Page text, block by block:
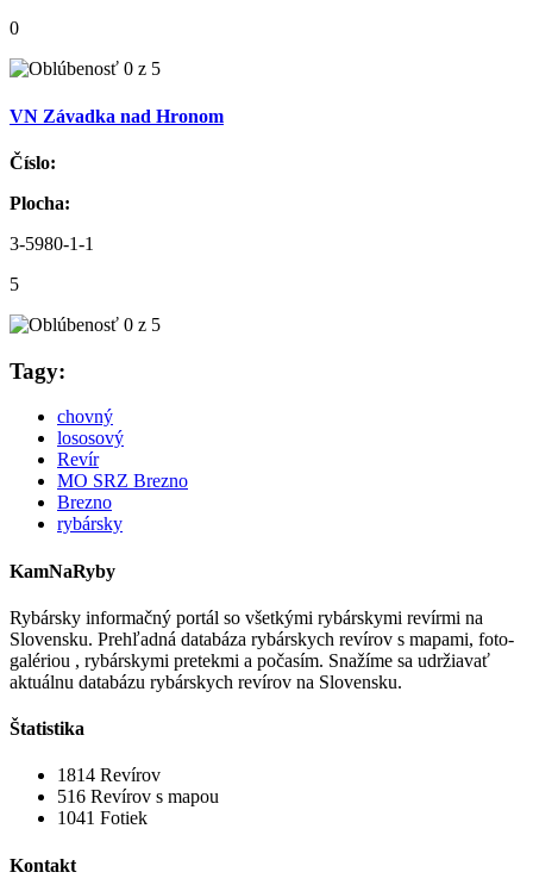
0
VN Závadka nad Hronom
Číslo:
Plocha:
3-5980-1-1
5
Tagy:
chovný
lososový
Revír
MO SRZ Brezno
Brezno
rybársky
KamNaRyby
Rybársky informačný portál so všetkými rybárskymi revírmi na
Slovensku. Prehľadná databáza rybárskych revírov s mapami, foto-
galériou , rybárskymi pretekmi a počasím. Snažíme sa udržiavať
aktuálnu databázu rybárskych revírov na Slovensku.
Štatistika
1814 Revírov
516 Revírov s mapou
1041 Fotiek
Kontakt